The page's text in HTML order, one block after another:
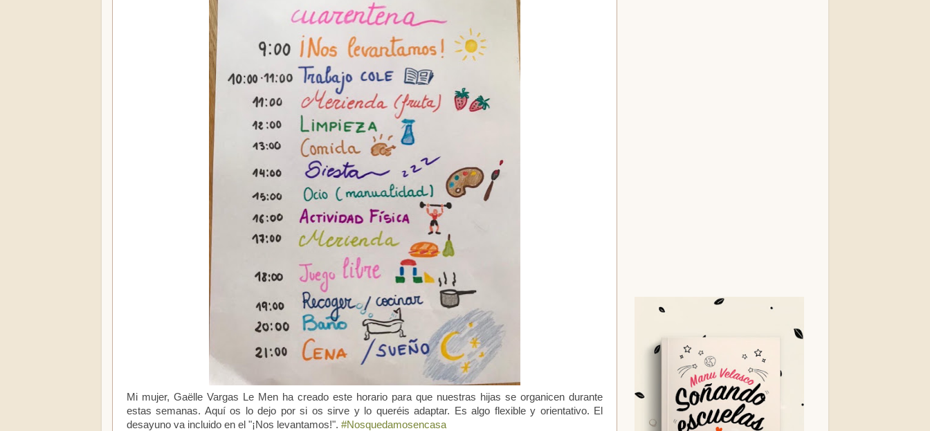
Mi mujer, Gaëlle Vargas Le Men ha creado este horario para que nuestras hijas se organicen durante
estas semanas. Aquí os lo dejo por si os sirve y lo queréis adaptar. Es algo flexible y orientativo. El
desayuno va incluido en el "¡Nos levantamos!". #Nosquedamosencasa